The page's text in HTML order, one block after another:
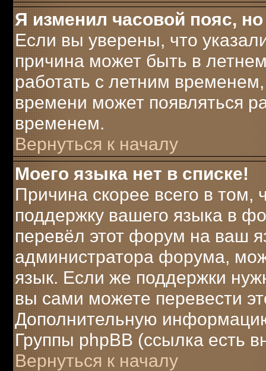
Я изменил часовой пояс,
Если вы уверены, что
причина может быть в
работать с летним
времени может появляться
временем.
Вернуться к началу
Моего языка нет в списке!
Причина скорее всего в том,
поддержку вашего языка в
перевёл этот форум на ваш
администратора форума,
язык. Если же поддержки
вы сами можете перевести
Дополнительную
Группы phpBB (ссылка есть
Вернуться к началу